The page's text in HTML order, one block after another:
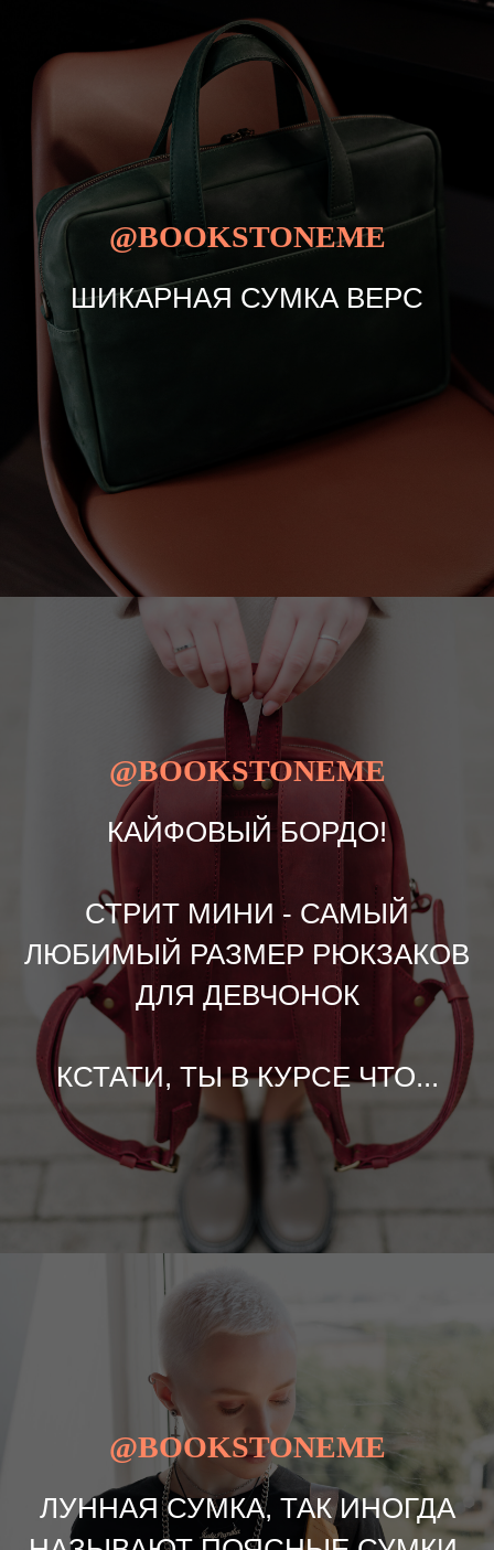
@BOOKSTONEME
ШИКАРНАЯ СУМКА ВЕРС
@BOOKSTONEME
КАЙФОВЫЙ БОРДО!
СТРИТ МИНИ - САМЫЙ
ЛЮБИМЫЙ РАЗМЕР РЮКЗАКОВ
ДЛЯ ДЕВЧОНОК
КСТАТИ, ТЫ В КУРСЕ ЧТО...
@BOOKSTONEME
ЛУННАЯ СУМКА, ТАК ИНОГДА